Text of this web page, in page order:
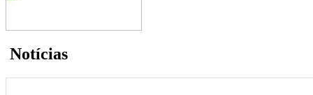
Notícias